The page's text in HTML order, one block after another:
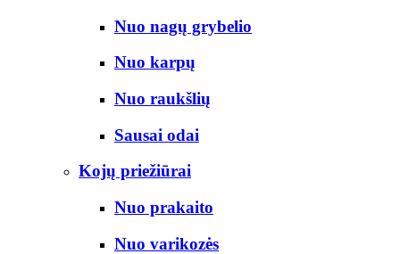
Nuo nagų grybelio
Nuo karpų
Nuo raukšlių
Sausai odai
Kojų priežiūrai
Nuo prakaito
Nuo varikozės